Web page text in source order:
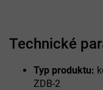
Technické
Typ produktu:
ZDB-2